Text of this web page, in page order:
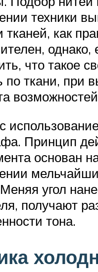
техники
тканей, как
однако,
что такое
по ткани, при
Принцип
основан
угол
получают
тона.